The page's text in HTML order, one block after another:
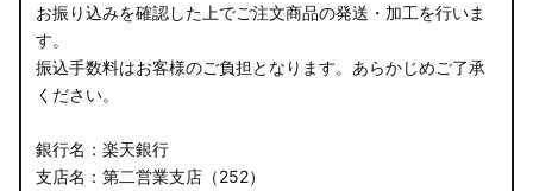
お振り込みを確認した上でご注文商品の発送・加工を行いま
す。
振込手数料はお客様のご負担となります。あらかじめご了承
ください。
銀行名：楽天銀行
支店名：第二営業支店（252）